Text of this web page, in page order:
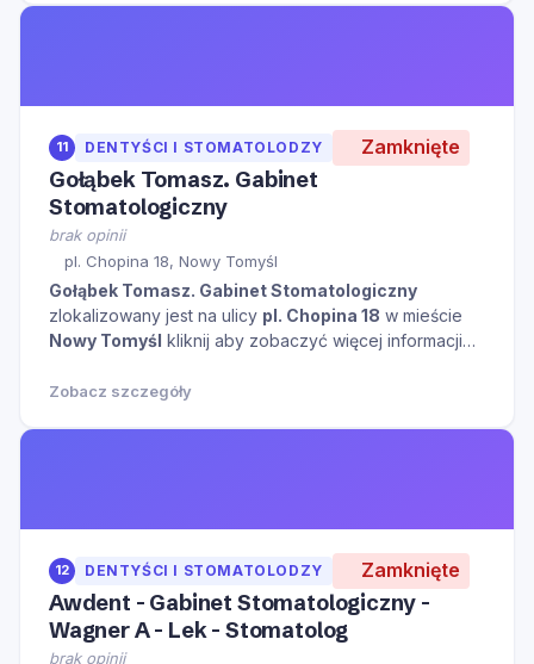
11 DENTYŚCI I STOMATOLODZY Zamknięte
Gołąbek Tomasz. Gabinet
Stomatologiczny
brak opinii
pl. Chopina 18, Nowy Tomyśl
Gołąbek Tomasz. Gabinet Stomatologiczny
zlokalizowany jest na ulicy pl. Chopina 18 w mieście
Nowy Tomyśl kliknij aby zobaczyć więcej informacji
Zobacz szczegóły
12 DENTYŚCI I STOMATOLODZY Zamknięte
Awdent - Gabinet Stomatologiczny -
Wagner A - Lek - Stomatolog
brak opinii